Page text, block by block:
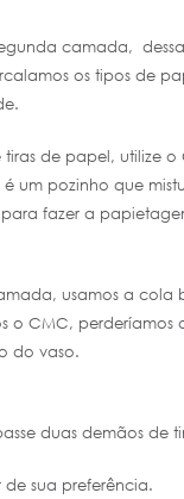
camada,
os tipos de
de papel, utilize o
um pozinho que
fazer a
usamos a
o CMC,
do vaso.
duas demãos de
sua preferência.